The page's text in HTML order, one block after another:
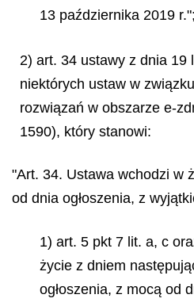
13 października 2019 r.";
2) art. 34 ustawy z dnia 19
niektórych ustaw w
rozwiązań w obszarze e-
1590), który stanowi:
"Art. 34. Ustawa wchodzi w
od dnia ogłoszenia, z
1) art. 5 pkt 7 lit. a, c
życie z dniem
ogłoszenia, z mocą od